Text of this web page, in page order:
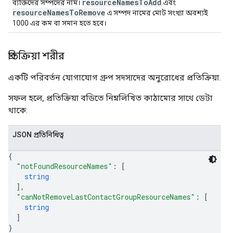
ব্যক্তিদের সম্পদের নাম। resourceNamesToAdd এবং
resourceNamesToRemove এ সম্পদ নামের মোট সংখ্যা অবশ্যই
1000 এর কম বা সমান হতে হবে।
প্রতিক্রিয়া শরীর
একটি পরিবর্তন যোগাযোগ গ্রুপ সদস্যদের অনুরোধের প্রতিক্রিয়া.
সফল হলে, প্রতিক্রিয়া বডিতে নিম্নলিখিত কাঠামোর সাথে ডেটা
থাকে:
JSON প্রতিনিধিত্ব
{
"notFoundResourceNames" :
[
string
] ,
"canNotRemoveLastContactGroupResourceNames" :
[
string
]
}